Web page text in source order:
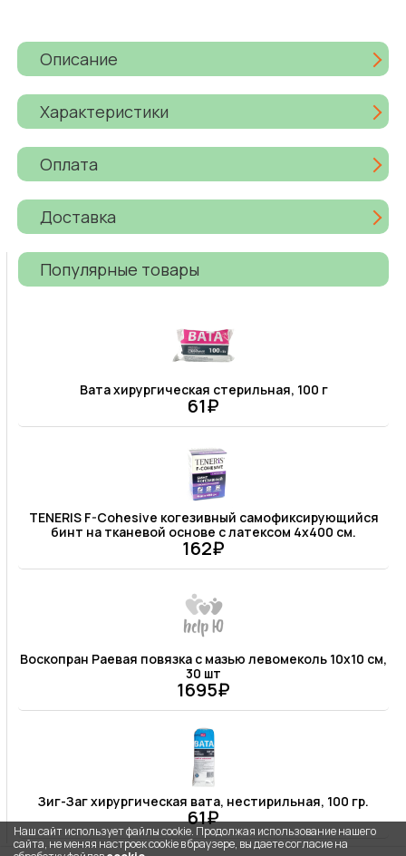
Описание
Характеристики
Оплата
Доставка
Популярные товары
Вата хирургическая стерильная, 100 г
61₽
TENERIS F-Cohesive когезивный самофиксирующийся
бинт на тканевой основе с латексом 4х400 см.
162₽
Воскопран Раевая повязка с мазью левомеколь 10х10 см,
30 шт
1695₽
Зиг-Заг хирургическая вата, нестирильная, 100 гр.
61₽
Наш сайт использует файлы cookie. Продолжая использование нашего
сайта, не меняя настроек cookie в браузере, вы даете согласие на